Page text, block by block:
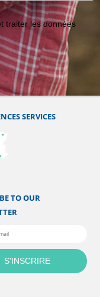
traiter les données
SERVICES
TO OUR